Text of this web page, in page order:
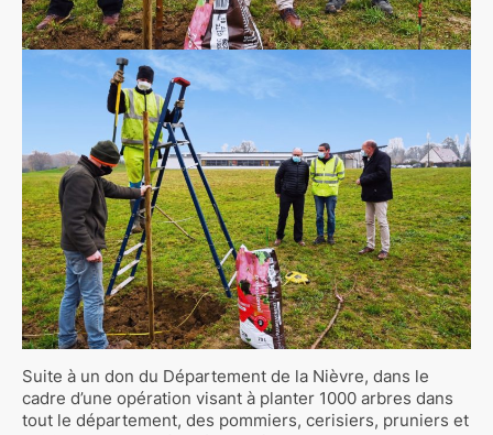
Suite à un don du Département de la Nièvre, dans le
cadre d’une opération visant à planter 1000 arbres dans
tout le département, des pommiers, cerisiers, pruniers et